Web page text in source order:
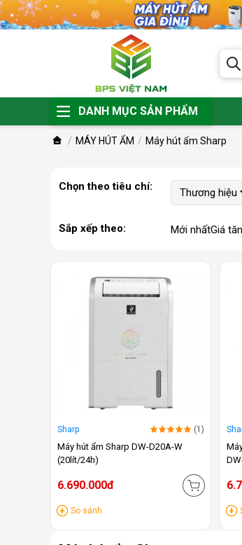
DANH MỤC SẢN PHẨM
MÁY HÚT ẨM Máy hút ẩm Sharp
Chọn theo tiêu chí: Thương hiệu
Sắp xếp theo: Mới nhấtGiá
Sharp (1)
Máy hút ẩm Sharp DW-D20A-W
(20lít/24h)
6.690.000đ
So sánh